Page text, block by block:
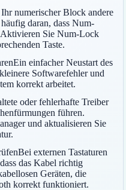
numerischer Block andere
daran, dass Num-
Sie Num-Lock
Taste.
einfacher Neustart des
Softwarefehler und
korrekt arbeitet.
oder fehlerhafte Treiber
führen.
und aktualisieren Sie
externen Tastaturen
das Kabel richtig
Geräten, die
korrekt funktioniert.